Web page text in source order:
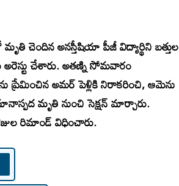
చెందిన అనస్తీషియా పీజీ విద్యార్థిని బత్తుల
చేశారు. అతణ్ని సోమవారం
అమర్‌ పెళ్లికి నిరాకరించి, ఆమెను
మృతి నుంచి సెక్షన్‌ మార్చారు.
రిమాండ్‌ విధించారు.